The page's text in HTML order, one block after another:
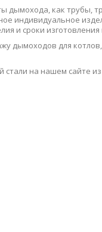
дымохода, как трубы,
индивидуальное
и сроки изготовления
дымоходов для
на нашем сайте